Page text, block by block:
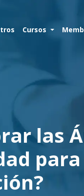
Cursos
las